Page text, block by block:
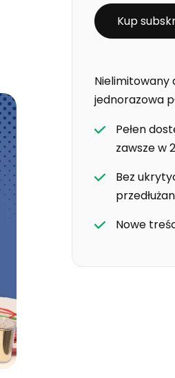
Kup
jednorazowa
Pełen
zawsze w
Bez
Nowe